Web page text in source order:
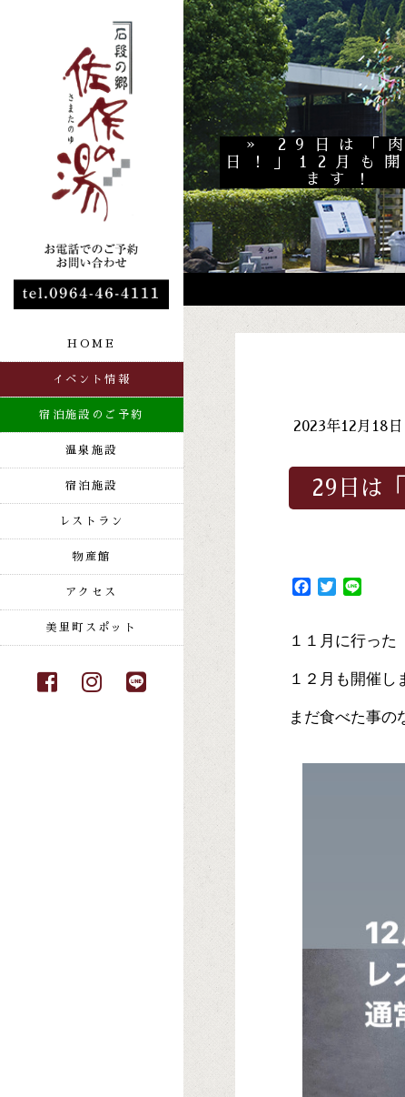
HOME
イベント情報
宿泊施設のご予約
温泉施設
宿泊施設
レストラン
物産館
アクセス
美里町スポット
» 29日は「
日！」12月も
ます！
2023年12月18日
29日は
Facebook
Twitter
１１月に行った
１２月も開催し
まだ食べた事の